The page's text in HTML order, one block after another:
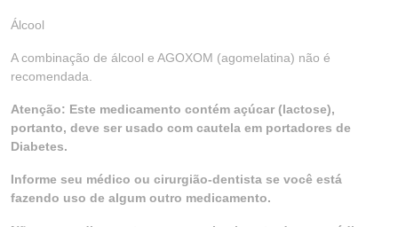
Álcool
A combinação de álcool e AGOXOM (agomelatina) não é
recomendada.
Atenção: Este medicamento contém açúcar (lactose),
portanto, deve ser usado com cautela em portadores de
Diabetes.
Informe seu médico ou cirurgião-dentista se você está
fazendo uso de algum outro medicamento.